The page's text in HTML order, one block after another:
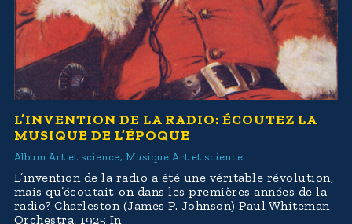
L’INVENTION DE LA RADIO: ÉCOUTEZ LA
MUSIQUE DE L’ÉPOQUE
Album Art et science, Musique Art et science
L’invention de la radio a été une véritable révolution,
mais qu’écoutait-on dans les premières années de la
radio? Charleston (James P. Johnson) Paul Whiteman
Orchestra, 1925 In